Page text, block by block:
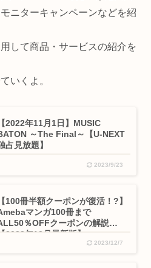
ニターキャンペーンなどを紹
して商品・サービスの紹介を
いくよ。
【2022年11月1日】MUSIC
～The Final～【U-NEXT
占見放題】
2023/9/23
【100冊半額クーポンが復活！?】
マンガ100冊まで
％OFFクーポンの解説
【2023年12月最新版】
2023/12/7